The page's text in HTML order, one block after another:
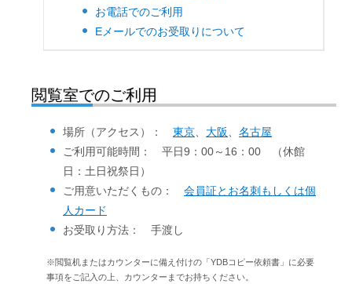
お電話でのご利用
Eメールでのお受取りについて
閲覧室でのご利用
場所（アクセス）： 東京、 大阪、 名古屋
ご利用可能時間： 平日9：00～16：00 （休館
日：土日祝祭日）
ご用意いただくもの： 会員証とお名刺もしくは個
人カード
お受取り方法： 手渡し
※閲覧机またはカウンターに備え付けの「YDBコピー依頼書」に必要
事項をご記入の上、カウンターまでお持ちください。